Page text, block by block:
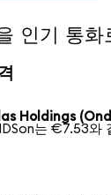
기 통화
Holdings
는 €7.53와